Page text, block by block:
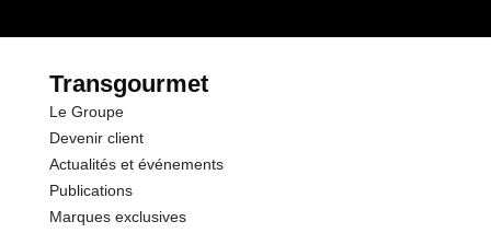
Transgourmet
Le Groupe
Devenir client
Actualités et événements
Publications
Marques exclusives